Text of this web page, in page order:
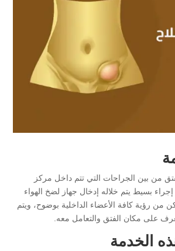
من بين الجراحات التي تتم داخل مركز
بسيط يتم خلاله إدخال جهاز لضخ الهواء
من رؤية كافة الأعضاء الداخلية بوضوح، ويتم
على مكان الفتق والتعامل معه.
الخدمة